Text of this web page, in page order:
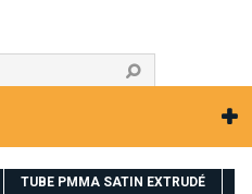
TUBE PMMA SATIN EXTRUDÉ